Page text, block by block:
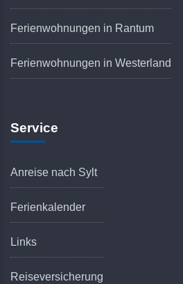
Ferienwohnungen in Rantum
Ferienwohnungen in Westerland
Service
Anreise nach Sylt
Ferienkalender
Links
Reiseversicherung